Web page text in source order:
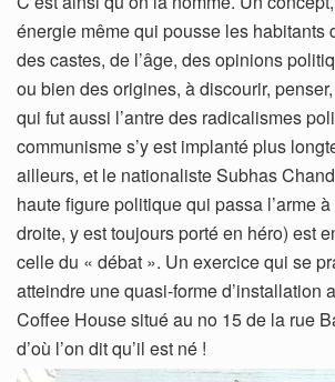
énergie même qui pousse les habitants
des castes, de l’âge, des opinions
ou bien des origines, à discourir,
qui fut aussi l’antre des radicalismes
communisme s’y est implanté plus
ailleurs, et le nationaliste Subhas
haute figure politique qui passa l’arme à
droite, y est toujours porté en héro) est
celle du « débat ». Un exercice qui se
atteindre une quasi-forme d’installation
Coffee House situé au no 15 de la rue
d’où l’on dit qu’il est né !